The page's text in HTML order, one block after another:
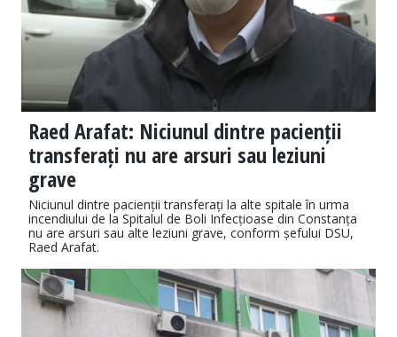
Raed Arafat: Niciunul dintre pacienții
transferați nu are arsuri sau leziuni
grave
Niciunul dintre pacienții transferați la alte spitale în urma
incendiului de la Spitalul de Boli Infecțioase din Constanța
nu are arsuri sau alte leziuni grave, conform șefului DSU,
Raed Arafat.